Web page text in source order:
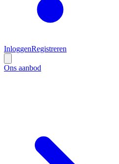
InloggenRegistreren
Ons aanbod